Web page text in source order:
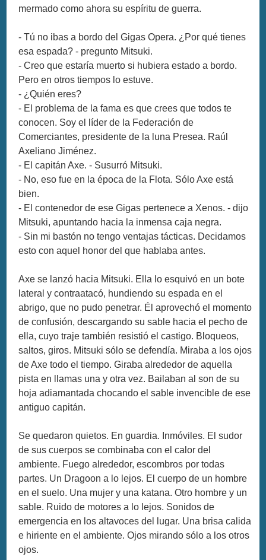
mermado como ahora su espíritu de guerra.
- Tú no ibas a bordo del Gigas Opera. ¿Por qué tienes
esa espada? - pregunto Mitsuki.
- Creo que estaría muerto si hubiera estado a bordo.
Pero en otros tiempos lo estuve.
- ¿Quién eres?
- El problema de la fama es que crees que todos te
conocen. Soy el líder de la Federación de
Comerciantes, presidente de la luna Presea. Raúl
Axeliano Jiménez.
- El capitán Axe. - Susurró Mitsuki.
- No, eso fue en la época de la Flota. Sólo Axe está
bien.
- El contenedor de ese Gigas pertenece a Xenos. - dijo
Mitsuki, apuntando hacia la inmensa caja negra.
- Sin mi bastón no tengo ventajas tácticas. Decidamos
esto con aquel honor del que hablaba antes.
Axe se lanzó hacia Mitsuki. Ella lo esquivó en un bote
lateral y contraatacó, hundiendo su espada en el
abrigo, que no pudo penetrar. Él aprovechó el momento
de confusión, descargando su sable hacia el pecho de
ella, cuyo traje también resistió el castigo. Bloqueos,
saltos, giros. Mitsuki sólo se defendía. Miraba a los ojos
de Axe todo el tiempo. Giraba alrededor de aquella
pista en llamas una y otra vez. Bailaban al son de su
hoja adiamantada chocando el sable invencible de ese
antiguo capitán.
Se quedaron quietos. En guardia. Inmóviles. El sudor
de sus cuerpos se combinaba con el calor del
ambiente. Fuego alrededor, escombros por todas
partes. Un Dragoon a lo lejos. El cuerpo de un hombre
en el suelo. Una mujer y una katana. Otro hombre y un
sable. Ruido de motores a lo lejos. Sonidos de
emergencia en los altavoces del lugar. Una brisa calida
e hiriente en el ambiente. Ojos mirando sólo a los otros
ojos.